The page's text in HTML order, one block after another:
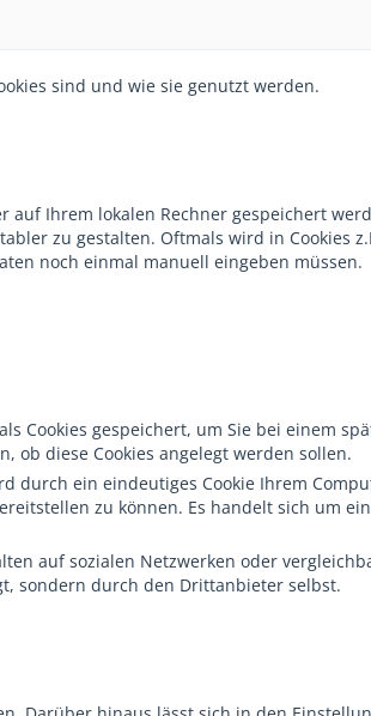
sind und wie sie genutzt werden.
Ihrem lokalen Rechner gespeichert
zu gestalten. Oftmals wird in Cookies
noch einmal manuell eingeben müssen.
Cookies gespeichert, um Sie bei einem
ob diese Cookies angelegt werden sollen.
ein eindeutiges Cookie Ihrem
zu können. Es handelt sich um
auf sozialen Netzwerken oder
sondern durch den Drittanbieter selbst.